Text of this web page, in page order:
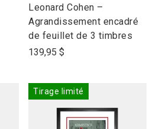
link
to
open
product
Leonard Cohen –
Agrandissement encadré
de feuillet de 3 timbres
139,95 $
Tirage limité